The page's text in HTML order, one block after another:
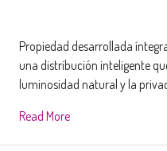
Propiedad desarrollada
una distribución inteligente
luminosidad natural y la
Read More